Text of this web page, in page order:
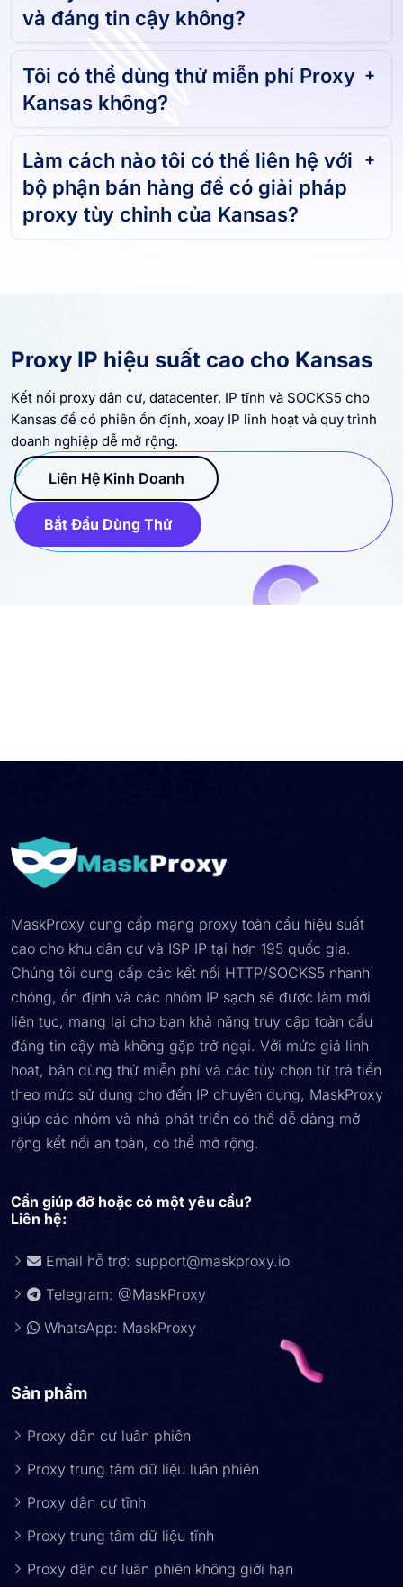
Proxy Kansas của bạn có nhanh
và đáng tin cậy không?
Tôi có thể dùng thử miễn phí Proxy
Làm cách nào tôi có thể liên hệ với
bộ phận bán hàng để có giải pháp
Proxy IP hiệu suất cao cho Kansas
Kết nối proxy dân cư, datacenter, IP tĩnh và SOCKS5 cho
Kansas để có phiên ổn định, xoay IP linh hoạt và quy trình
doanh nghiệp dễ mở rộng.
Bắt Đầu Dùng Thử
MaskProxy cung cấp mạng proxy toàn cầu hiệu suất
cao cho khu dân cư và ISP IP tại hơn 195 quốc gia.
Chúng tôi cung cấp các kết nối HTTP/SOCKS5 nhanh
chóng, ổn định và các nhóm IP sạch sẽ được làm mới
liên tục, mang lại cho bạn khả năng truy cập toàn cầu
đáng tin cậy mà không gặp trở ngại. Với mức giá linh
hoạt, bản dùng thử miễn phí và các tùy chọn từ trả tiền
theo mức sử dụng cho đến IP chuyên dụng, MaskProxy
giúp các nhóm và nhà phát triển có thể dễ dàng mở
rộng kết nối an toàn, có thể mở rộng.
Cần giúp đỡ hoặc có một yêu cầu?
Liên hệ:
Email hỗ trợ: support@maskproxy.io
Telegram: @MaskProxy
WhatsApp: MaskProxy
Sản phẩm
Proxy dân cư luân phiên
Proxy trung tâm dữ liệu luân phiên
Proxy dân cư tĩnh
Proxy trung tâm dữ liệu tĩnh
Proxy dân cư luân phiên không giới hạn